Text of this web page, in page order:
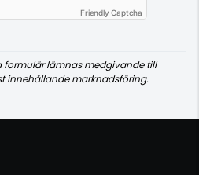
Friendly Captcha
formulär lämnas medgivande till
innehållande marknadsföring.